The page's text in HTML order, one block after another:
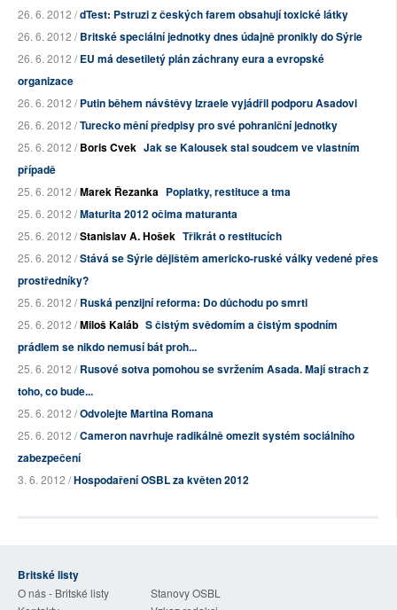
26. 6. 2012 /dTest: Pstruzi z českých farem obsahují toxické látky
26. 6. 2012 /Britské speciální jednotky dnes údajně pronikly do Sýrie
26. 6. 2012 /EU má desetiletý plán záchrany eura a evropské
organizace
26. 6. 2012 /Putin během návštěvy Izraele vyjádřil podporu Asadovi
26. 6. 2012 /Turecko mění předpisy pro své pohraniční jednotky
25. 6. 2012 /Boris Cvek Jak se Kalousek stal soudcem ve vlastním
případě
25. 6. 2012 /Marek Řezanka Poplatky, restituce a tma
25. 6. 2012 /Maturita 2012 očima maturanta
25. 6. 2012 /Stanislav A. Hošek Třikrát o restitucích
25. 6. 2012 /Stává se Sýrie dějištěm americko-ruské války vedené přes
prostředníky?
25. 6. 2012 /Ruská penzijní reforma: Do důchodu po smrti
25. 6. 2012 /Miloš Kaláb S čistým svědomím a čistým spodním
prádlem se nikdo nemusí bát proh...
25. 6. 2012 /Rusové sotva pomohou se svržením Asada. Mají strach z
toho, co bude...
25. 6. 2012 /Odvolejte Martina Romana
25. 6. 2012 /Cameron navrhuje radikálně omezit systém sociálního
zabezpečení
3. 6. 2012 /Hospodaření OSBL za květen 2012
Britské listy
O nás - Britské listy
Stanovy OSBL